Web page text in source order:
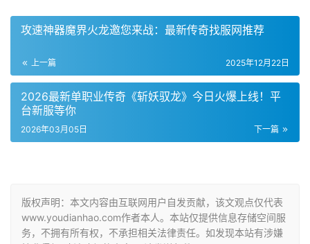
攻速神器魔界火龙邀您来战：最新传奇找服网推荐
上一篇 2025年12月22日
2026最新单职业传奇《斩妖驭龙》今日火爆上线！平
台新服等你
下一篇
2026年03月05日
版权声明：本文内容由互联网用户自发贡献，该文观点仅代表
www.youdianhao.com作者本人。本站仅提供信息存储空间服
务，不拥有所有权，不承担相关法律责任。如发现本站有涉嫌